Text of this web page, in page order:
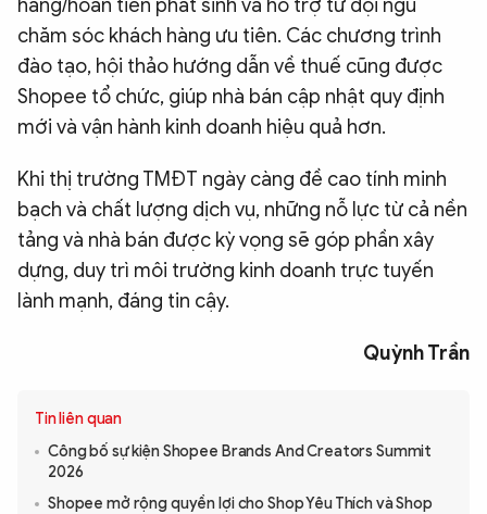
hàng/hoàn tiền phát sinh và hỗ trợ từ đội ngũ
chăm sóc khách hàng ưu tiên. Các chương trình
đào tạo, hội thảo hướng dẫn về thuế cũng được
Shopee tổ chức, giúp nhà bán cập nhật quy định
mới và vận hành kinh doanh hiệu quả hơn.
Khi thị trường TMĐT ngày càng đề cao tính minh
bạch và chất lượng dịch vụ, những nỗ lực từ cả nền
tảng và nhà bán được kỳ vọng sẽ góp phần xây
dựng, duy trì môi trường kinh doanh trực tuyến
lành mạnh, đáng tin cậy.
Quỳnh Trần
Tin liên quan
Công bố sự kiện Shopee Brands And Creators Summit
2026
Shopee mở rộng quyền lợi cho Shop Yêu Thích và Shop